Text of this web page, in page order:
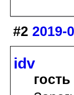
#2 2019-
idv